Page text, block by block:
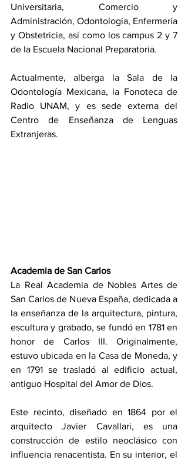
Universitaria, Comercio y
Administración, Odontología, Enfermería
y Obstetricia, así como los campus 2 y 7
de la Escuela Nacional Preparatoria.
Actualmente, alberga la Sala de la
Odontología Mexicana, la Fonoteca de
Radio UNAM, y es sede externa del
Centro de Enseñanza de Lenguas
Extranjeras.
Academia de San Carlos
La Real Academia de Nobles Artes de
San Carlos de Nueva España, dedicada a
la enseñanza de la arquitectura, pintura,
escultura y grabado, se fundó en 1781 en
honor de Carlos III. Originalmente,
estuvo ubicada en la Casa de Moneda, y
en 1791 se trasladó al edificio actual,
antiguo Hospital del Amor de Dios.
Este recinto, diseñado en 1864 por el
arquitecto Javier Cavallari, es una
construcción de estilo neoclásico con
influencia renacentista. En su interior, el